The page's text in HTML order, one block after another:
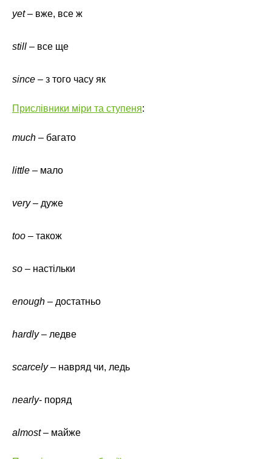
yet– вже, все ж
still – все ще
since – з того часу як
Прислівники міри та ступеня:
much – багато
little – мало
very– дуже
too – також
so – настільки
enough – достатньо
hardly– ледве
scarcely– навряд чи, ледь
nearly- поряд
almost– майже